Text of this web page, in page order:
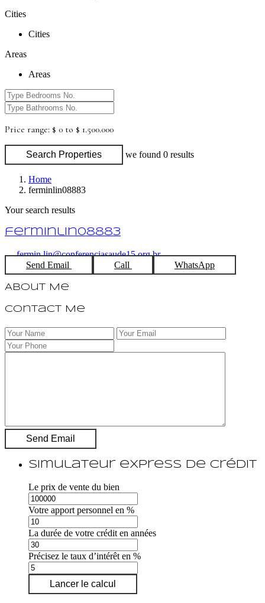
Cities
Cities
Areas
Areas
Price range: $ 0 to $ 1.500.000
Search Properties we found 0 results
Home
ferminlin08883
Your search results
ferminlin08883
fermin.lin@conferenciasaude15.org.br
Send Email
Call WhatsApp
About Me
Contact Me
Simulateur express de crédit
Le prix de vente du bien
Votre apport personnel en %
La durée de votre crédit en années
Précisez le taux d’intérêt en %
Lancer le calcul